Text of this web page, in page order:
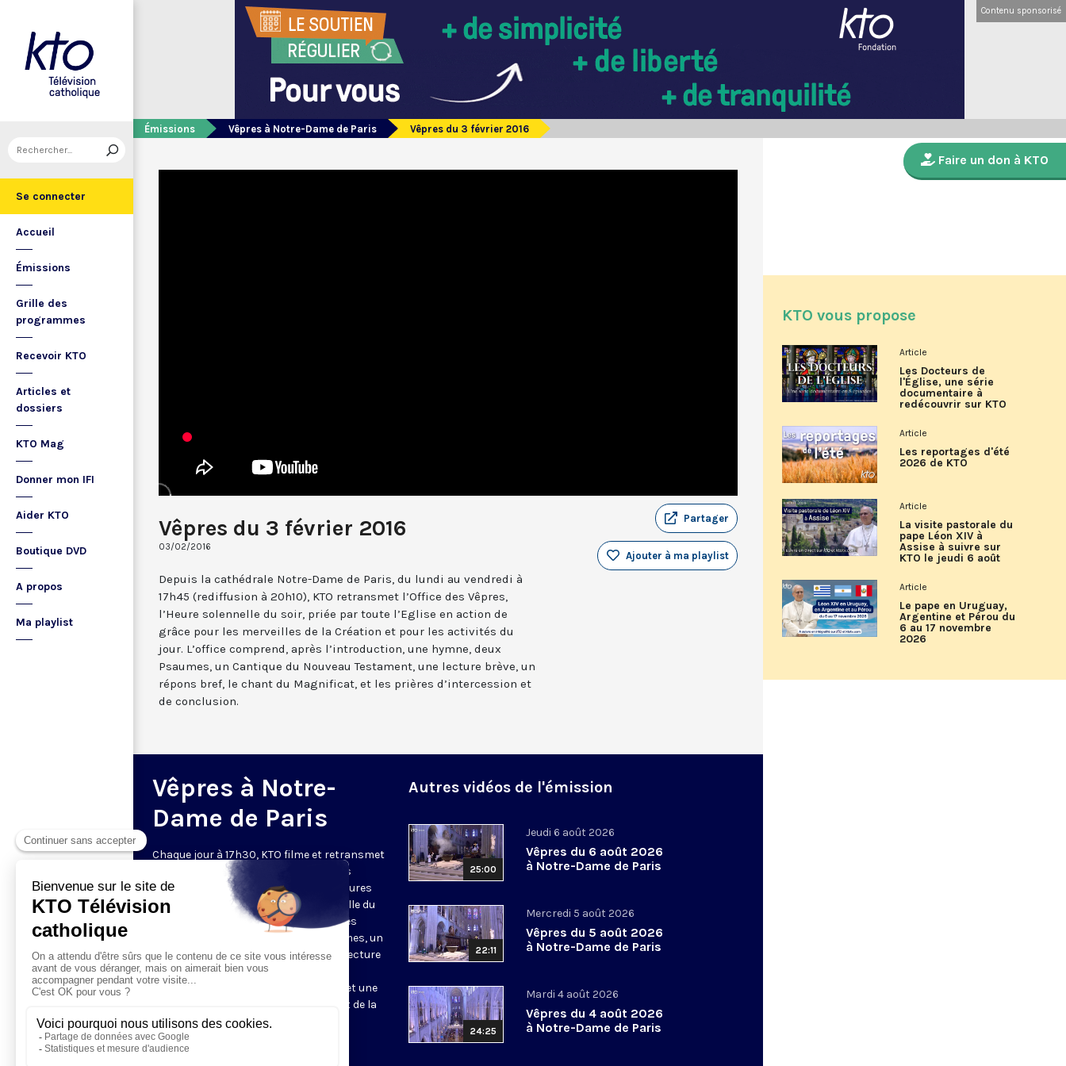
Se connecter
Accueil
Émissions
Grille des
programmes
Recevoir KTO
Articles et
dossiers
KTO Mag
Donner mon IFI
Aider KTO
Boutique DVD
A propos
Ma playlist
Contenu sponsorisé
Émissions Vêpres à Notre-Dame de Paris Vêpres du 3 février 2016
Vêpres du 3 février 2016
03/02/2016
Partager
Ajouter à ma playlist
Depuis la cathédrale Notre-Dame de Paris, du lundi au vendredi à
17h45 (rediffusion à 20h10), KTO retransmet l’Office des Vêpres,
l’Heure solennelle du soir, priée par toute l’Eglise en action de
grâce pour les merveilles de la Création et pour les activités du
jour. L’office comprend, après l’introduction, une hymne, deux
Psaumes, un Cantique du Nouveau Testament, une lecture brève, un
répons bref, le chant du Magnificat, et les prières d’intercession et
de conclusion.
Vêpres à Notre-
Dame de Paris
Chaque jour à 17h30, KTO filme et retransmet
les Vêpres depuis Notre-Dame de Paris
rouverte. Les Vêpres font partie des Heures
de l’Office divin, c’est la prière solennelle du
soir. L’office de Vêpres comprend, après
l’introduction, une hymne, deux Psaumes, un
Cantique du Nouveau Testament, une lecture
brève, le chant d’actions de grâces du
Magnificat, les prières d’intercession et une
brève oraison. Les textes des Vêpres et de la
messe sont presque toujours ceux
qu’indiquent le site
Autres vidéos de l'émission
25:00
Jeudi 6 août 2026
Vêpres du 6 août 2026
à Notre-Dame de Paris
22:11
Mercredi 5 août 2026
Vêpres du 5 août 2026
à Notre-Dame de Paris
24:25
Mardi 4 août 2026
Vêpres du 4 août 2026
à Notre-Dame de Paris
Faire un don à KTO
KTO vous propose
Article
Les Docteurs de
l'Église, une série
documentaire à
redécouvrir sur KTO
Article
Les reportages d'été
2026 de KTO
Article
La visite pastorale du
pape Léon XIV à
Assise à suivre sur
KTO le jeudi 6 août
Article
Le pape en Uruguay,
Argentine et Pérou du
6 au 17 novembre
2026